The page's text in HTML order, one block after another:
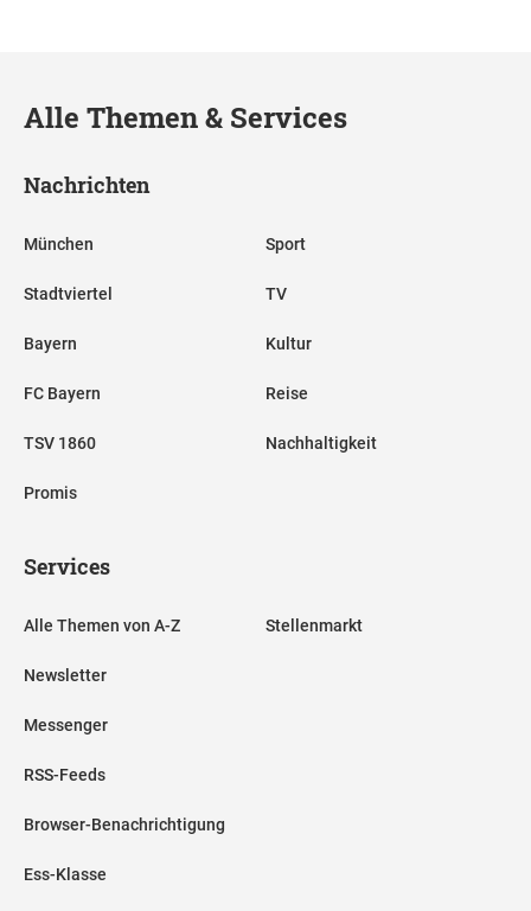
Alle Themen & Services
Nachrichten
München
Stadtviertel
Bayern
FC Bayern
TSV 1860
Promis
Sport
TV
Kultur
Reise
Nachhaltigkeit
Services
Alle Themen von A-Z
Newsletter
Messenger
RSS-Feeds
Browser-Benachrichtigung
Ess-Klasse
Stellenmarkt